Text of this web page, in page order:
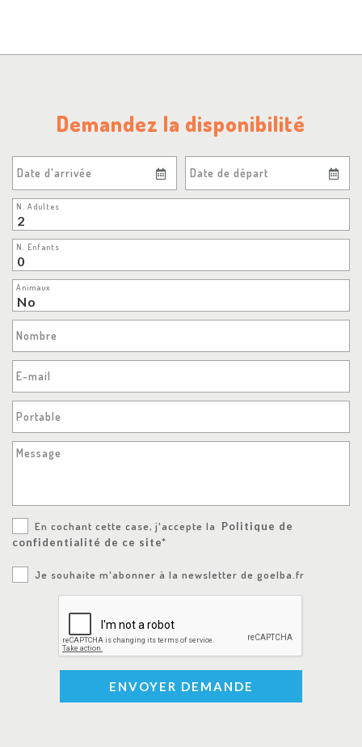
Demandez la disponibilité
Date d'arrivée Date de départ
N. Adultes
N. Enfants
Animaux
Nombre
E-mail
Portable
Message
En cochant cette case, j'accepte la
Politique de
confidentialité de ce site*
Je souhaite m'abonner à la newsletter de goelba.fr
ENVOYER DEMANDE